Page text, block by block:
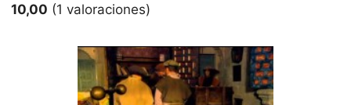
10,00 (1 valoraciones)